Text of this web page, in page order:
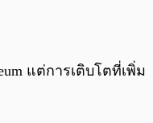
แต่การเติบโตที่เพิ่ม